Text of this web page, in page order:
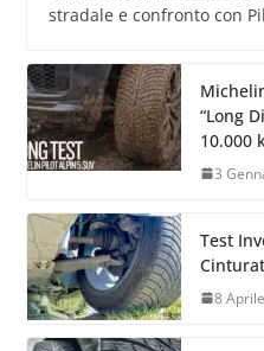
stradale e confronto con
“Long
10.000
3
Test
8